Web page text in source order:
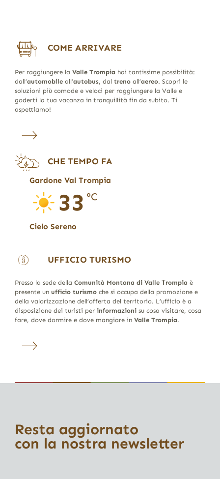
COME ARRIVARE
Per raggiungere la Valle Trompia hai tantissime possibilità:
dall’automobileall’autobus, dal trenoall’aereo. Scopri le
soluzioni più comode e veloci per raggiungere la Valle e
goderti la tua vacanza in tranquillità fin da subito. Ti
aspettiamo!
CHE TEMPO FA
Gardone Val Trompia
33 °C
Cielo Sereno
UFFICIO TURISMO
Presso la sede della Comunità Montana di Valle Trompia è
presente un ufficio turismoche si occupa della promozione e
della valorizzazione dell’offerta del territorio. L’ufficio è a
disposizione dei turisti per informazionisu cosa visitare, cosa
fare, dove dormire e dove mangiare in Valle Trompia.
Resta aggiornato
con la nostra newsletter